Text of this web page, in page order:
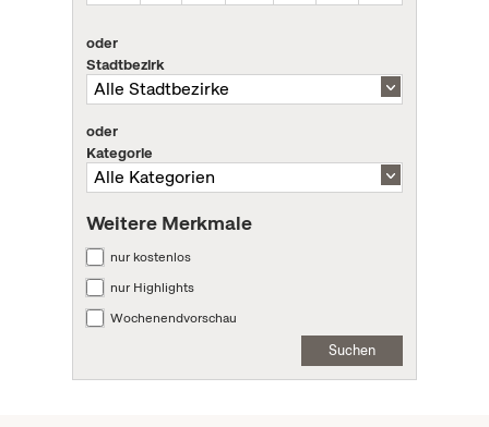
oder
Stadtbezirk
oder
Kategorie
Weitere Merkmale
nur kostenlos
nur Highlights
Wochenendvorschau
Suchen